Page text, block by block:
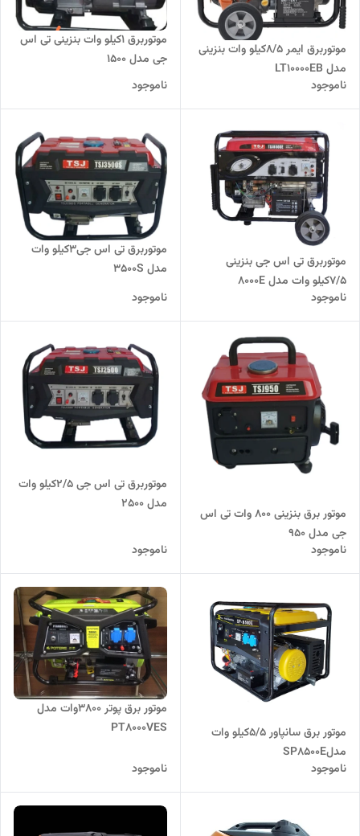
موتوربرق ایمر 8/5کیلو وات بنزینی
مدل LT10000EB
ناموجود
موتوربرق 1کیلو وات بنزینی تی اس
جی مدل 1500
ناموجود
موتوربرق تی اس جی بنزینی
7/5کیلو وات مدل 8000E
ناموجود
موتوربرق تی اس جی3کیلو وات
مدل 3500S
ناموجود
موتور برق بنزینی ۸۰۰ وات تی اس
جی مدل 950
ناموجود
موتوربرق تی اس جی 2/5کیلو وات
مدل 2500
ناموجود
موتور برق سانپاور 5/5کیلو وات
مدلSP8500E
ناموجود
موتور برق پوتر 3800وات مدل
PT8000VES
ناموجود